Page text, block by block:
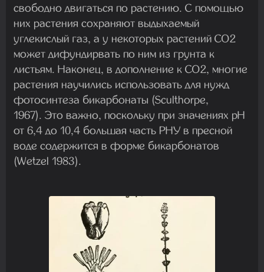
свободно двигаться по растению. С помощью
них растения сохраняют выдыхаемый
углекислый газ, а у некоторых растений CO2
может дифундирвать по ним из грунта к
листьям. Наконец, в дополнение к CO2, многие
растения научились использовать для нужд
фотосинтеза бикарбонаты (Sculthorpe,
1967). Это важно, поскольку при значениях рН
от 6,4 до 10,4 большая часть РНУ в пресной
воде содержится в форме бикарбонатов
(Wetzel 1983).